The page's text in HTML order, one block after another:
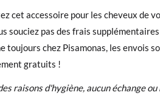
cet accessoire pour les cheveux de
souciez pas des frais supplémentaires
toujours chez Pisamonas, les envois
gratuits !
raisons d'hygiène, aucun échange
bureau de poste en utilisant